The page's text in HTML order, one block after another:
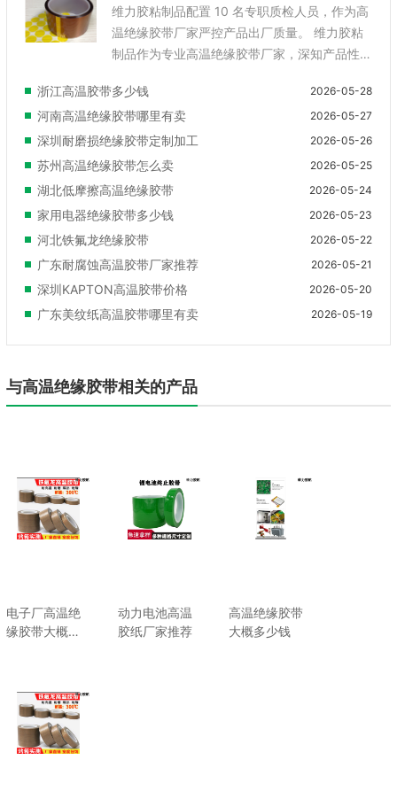
维力胶粘制品配置 10 名专职质检人员，作为高
温绝缘胶带厂家严控产品出厂质量。 维力胶粘
制品作为专业高温绝缘胶带厂家，深知产品性
生产体系，还配置 10 名经验丰富、技术成熟的
质检人员，对高温绝缘胶带生产全过程实施多
节点检测管控。从涂布环节的胶层均匀度检
测，到分切环节的尺寸规格校验，再到成品阶
段的耐温测试、绝缘性能测试、环保指标测
流入市场。公司引进 ISO 质量管理体系规范生
产流程，同时所产高温绝缘胶带通过 SGS 环保
相关测试，符合电子、电气、汽车等行业对配
件环保性的要求。依托 8 亿平方米的年产能与
完善的品...
浙江高温胶带多少钱 2026-05-28
河南高温绝缘胶带哪里有卖 2026-05-27
深圳耐磨损绝缘胶带定制加工 2026-05-26
苏州高温绝缘胶带怎么卖 2026-05-25
湖北低摩擦高温绝缘胶带 2026-05-24
家用电器绝缘胶带多少钱 2026-05-23
河北铁氟龙绝缘胶带 2026-05-22
广东耐腐蚀高温胶带厂家推荐 2026-05-21
深圳KAPTON高温胶带价格 2026-05-20
广东美纹纸高温胶带哪里有卖 2026-05-19
与高温绝缘胶带相关的产品
电子厂高温绝
缘胶带大概多
动力电池高温
胶纸厂家推荐
高温绝缘胶带
大概多少钱